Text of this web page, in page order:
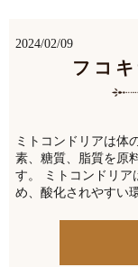
2024/02/09
フコ
ミトコンドリアは体
素、糖質、脂質を原
す。 ミトコンドリア
め、酸化されやすい